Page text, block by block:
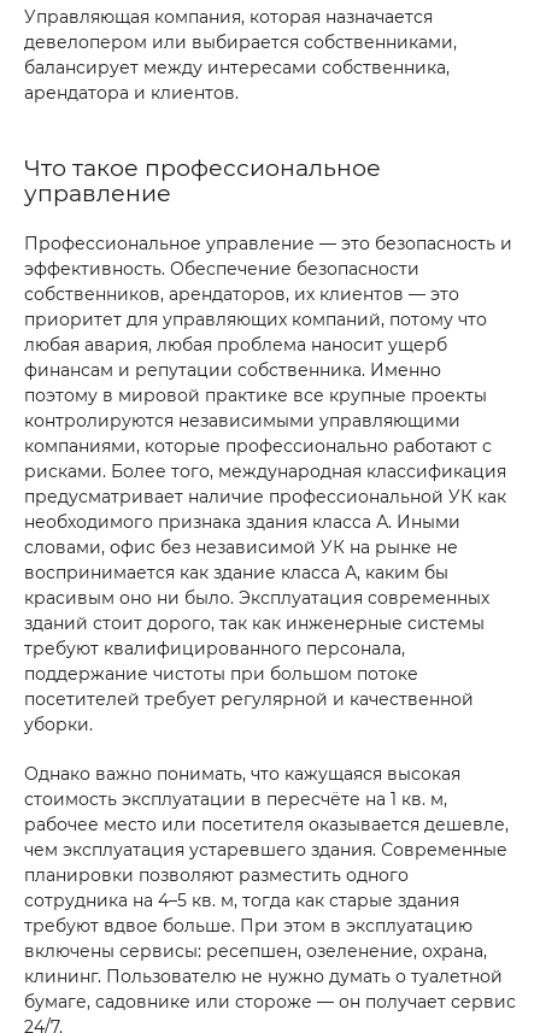
Управляющая компания, которая назначается
девелопером или выбирается собственниками,
балансирует между интересами собственника,
арендатора и клиентов.
Что такое профессиональное
управление
Профессиональное управление — это безопасность и
эффективность. Обеспечение безопасности
собственников, арендаторов, их клиентов — это
приоритет для управляющих компаний, потому что
любая авария, любая проблема наносит ущерб
финансам и репутации собственника. Именно
поэтому в мировой практике все крупные проекты
контролируются независимыми управляющими
компаниями, которые профессионально работают с
рисками. Более того, международная классификация
предусматривает наличие профессиональной УК как
необходимого признака здания класса А. Иными
словами, офис без независимой УК на рынке не
воспринимается как здание класса А, каким бы
красивым оно ни было. Эксплуатация современных
зданий стоит дорого, так как инженерные системы
требуют квалифицированного персонала,
поддержание чистоты при большом потоке
посетителей требует регулярной и качественной
уборки.
Однако важно понимать, что кажущаяся высокая
стоимость эксплуатации в пересчёте на 1 кв. м,
рабочее место или посетителя оказывается дешевле,
чем эксплуатация устаревшего здания. Современные
планировки позволяют разместить одного
сотрудника на 4–5 кв. м, тогда как старые здания
требуют вдвое больше. При этом в эксплуатацию
включены сервисы: ресепшен, озеленение, охрана,
клининг. Пользователю не нужно думать о туалетной
бумаге, садовнике или стороже — он получает сервис
24/7.